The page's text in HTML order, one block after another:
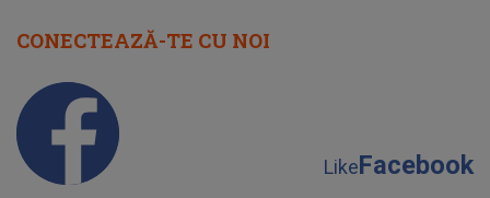
CONECTEAZĂ-TE CU NOI
LikeFacebook